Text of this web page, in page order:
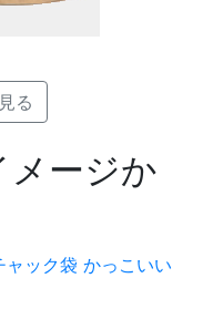
る
ージか